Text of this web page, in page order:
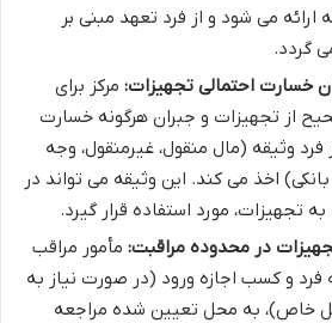
می شود و از فرد تعهد مبنی بر
گردد.
خسارت احتمالی تجهیزات: مرکز برای
از تجهیزات و جبران هرگونه خسارت
فرد وثیقه (مال منقول، غیرمنقول، وجه
اخذ می کند. این وثیقه می تواند در
تجهیزات، مورد استفاده قرار گیرد.
در محدوده مراقبت: مأمور مراقب
فرد و کسب اجازه ورود (در صورت نیاز به
خاص)، به محل تعیین شده مراجعه